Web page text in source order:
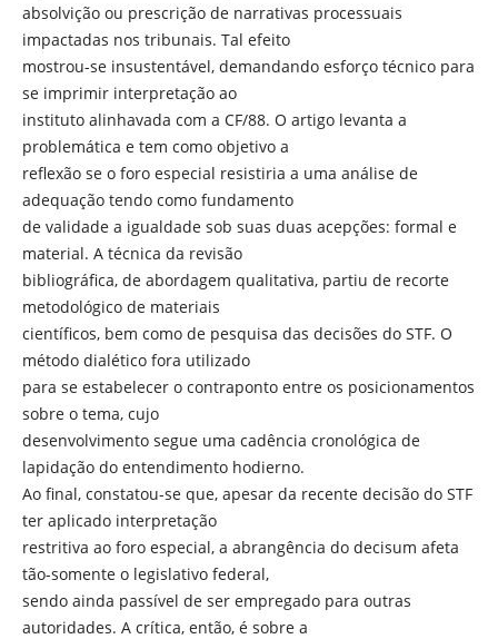
absolvição ou prescrição de narrativas processuais
impactadas nos tribunais. Tal efeito
mostrou-se insustentável, demandando esforço técnico para
se imprimir interpretação ao
instituto alinhavada com a CF/88. O artigo levanta a
problemática e tem como objetivo a
reflexão se o foro especial resistiria a uma análise de
adequação tendo como fundamento
de validade a igualdade sob suas duas acepções: formal e
material. A técnica da revisão
bibliográfica, de abordagem qualitativa, partiu de recorte
metodológico de materiais
científicos, bem como de pesquisa das decisões do STF. O
método dialético fora utilizado
para se estabelecer o contraponto entre os posicionamentos
sobre o tema, cujo
desenvolvimento segue uma cadência cronológica de
lapidação do entendimento hodierno.
Ao final, constatou-se que, apesar da recente decisão do STF
ter aplicado interpretação
restritiva ao foro especial, a abrangência do decisum afeta
tão-somente o legislativo federal,
sendo ainda passível de ser empregado para outras
autoridades. A crítica, então, é sobre a